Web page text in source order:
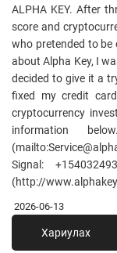
ALPHA KEY. After
score and
who pretended to be
about Alpha Key, I
decided to give it a
fixed my credit
cryptocurrency
information
Signal:
(http://
2026-06-13
Хариулах